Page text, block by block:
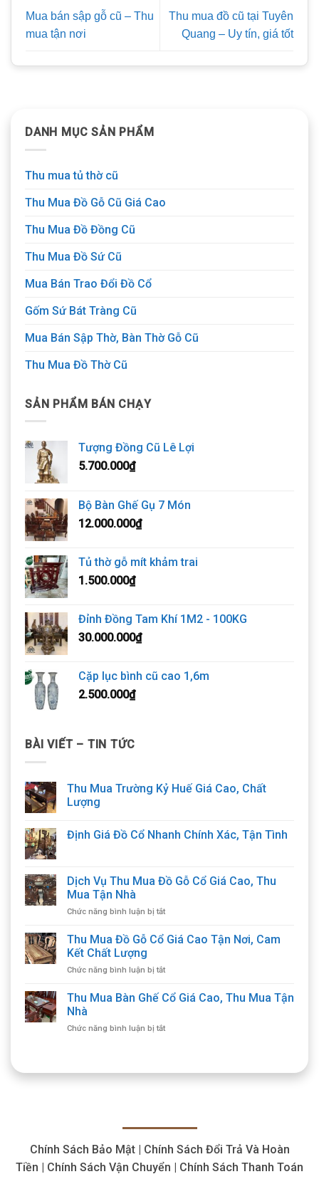
DANH MỤC SẢN PHẨM
Thu mua tủ thờ cũ
Thu Mua Đồ Gỗ Cũ Giá Cao
Thu Mua Đồ Đồng Cũ
Thu Mua Đồ Sứ Cũ
Mua Bán Trao Đổi Đồ Cổ
Gốm Sứ Bát Tràng Cũ
Mua Bán Sập Thờ, Bàn Thờ Gỗ Cũ
Thu Mua Đồ Thờ Cũ
SẢN PHẨM BÁN CHẠY
Tượng Đồng Cũ Lê Lợi
5.700.000₫
Bộ Bàn Ghế Gụ 7 Món
12.000.000₫
Tủ thờ gỗ mít khảm trai
1.500.000₫
Đỉnh Đồng Tam Khí 1M2 - 100KG
30.000.000₫
Cặp lục bình cũ cao 1,6m
2.500.000₫
BÀI VIẾT – TIN TỨC
Thu Mua Trường Kỷ Huế Giá Cao, Chất
Lượng
Định Giá Đồ Cổ Nhanh Chính Xác, Tận Tình
Dịch Vụ Thu Mua Đồ Gỗ Cổ Giá Cao, Thu
Mua Tận Nhà
Chức năng bình luận bị tắtở
Vụ
Đồ
Cổ
Thu
Thu Mua Đồ Gỗ Cổ Giá Cao Tận Nơi, Cam
Kết Chất Lượng
Chức năng bình luận bị tắtở
Mua
Đồ
Cổ
Lượng
Thu Mua Bàn Ghế Cổ Giá Cao, Thu Mua Tận
Nhà
Chức năng bình luận bị tắtở
Ghế
Tận
Nhà
Mua bán sập gỗ cũ – Thu
mua tận nơi
Thu mua đồ cũ tại Tuyên
Quang – Uy tín, giá tốt
Chính Sách Bảo Mật | Chính Sách Đổi Trả Và Hoàn
Tiền | Chính Sách Vận Chuyển | Chính Sách Thanh Toán